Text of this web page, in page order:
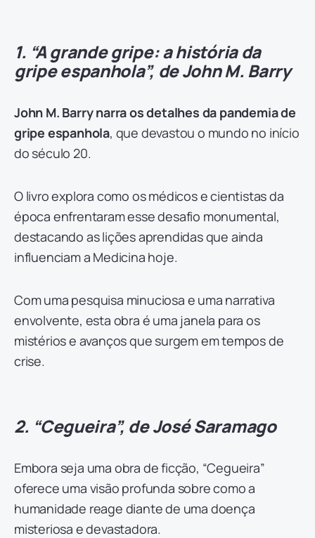
1. “A grande gripe: a história da
gripe espanhola”, de John M. Barry
John M. Barry narra os detalhes da pandemia de
gripe espanhola, que devastou o mundo no início
do século 20.
O livro explora como os médicos e cientistas da
época enfrentaram esse desafio monumental,
destacando as lições aprendidas que ainda
influenciam a Medicina hoje.
Com uma pesquisa minuciosa e uma narrativa
envolvente, esta obra é uma janela para os
mistérios e avanços que surgem em tempos de
crise.
2. “Cegueira”, de José Saramago
Embora seja uma obra de ficção, “Cegueira”
oferece uma visão profunda sobre como a
humanidade reage diante de uma doença
misteriosa e devastadora.